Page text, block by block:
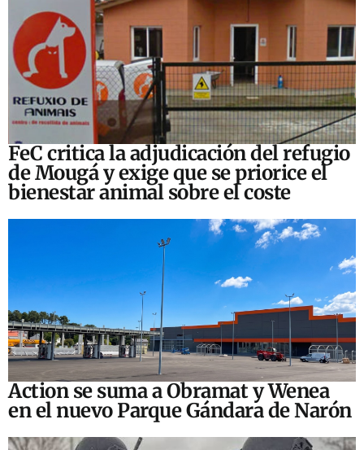
FeC critica la adjudicación del refugio
de Mougá y exige que se priorice el
bienestar animal sobre el coste
Action se suma a Obramat y Wenea
en el nuevo Parque Gándara de Narón